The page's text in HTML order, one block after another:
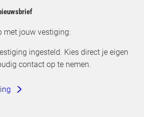
met jouw vestiging:
ingesteld. Kies direct je eigen
contact op te nemen.